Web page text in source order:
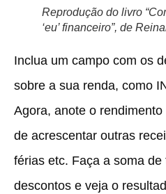
Reprodução do livro
‘eu’ financeiro”, de
Inclua um campo com os
sobre a sua renda, como
Agora, anote o
de acrescentar outras
férias etc. Faça a soma
descontos e veja o